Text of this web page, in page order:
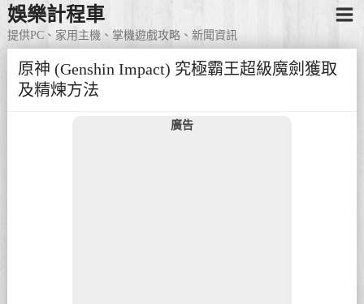
娛樂計程車
提供PC、家用主機、掌機遊戲攻略、新聞資訊
原神 (Genshin Impact) 究極霸王超級魔劍獲取
及精煉方法
廣告